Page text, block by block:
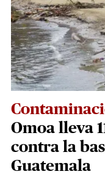
Omoa lleva
contra la
Guatemala